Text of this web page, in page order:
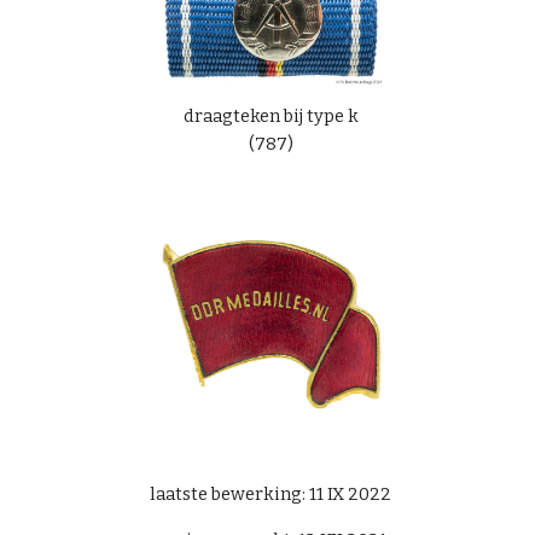
draagteken bij type k
(787)
laatste bewerking: 11 IX 2022